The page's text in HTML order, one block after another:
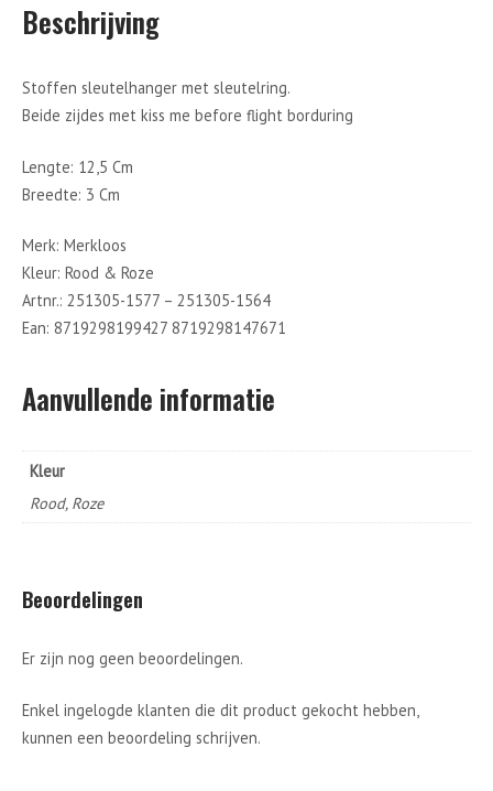
Beschrijving
Stoffen sleutelhanger met sleutelring.
Beide zijdes met kiss me before flight borduring
Lengte: 12,5 Cm
Breedte: 3 Cm
Merk: Merkloos
Kleur: Rood & Roze
Artnr.: 251305-1577 – 251305-1564
Ean: 8719298199427 8719298147671
Aanvullende informatie
Kleur
Rood, Roze
Beoordelingen
Er zijn nog geen beoordelingen.
Enkel ingelogde klanten die dit product gekocht hebben,
kunnen een beoordeling schrijven.